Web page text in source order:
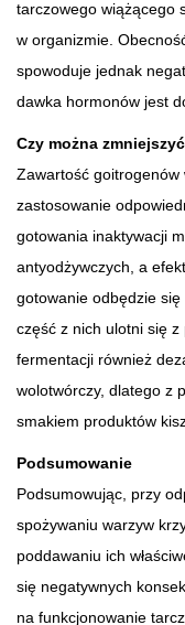
tarczowego wiążącego
w organizmie.
spowoduje jednak
dawka hormonów jest
Czy można
Zawartość
zastosowanie
gotowania inaktywacji
antyodżywczych, a
gotowanie odbędzie
część z nich ulotni się
fermentacji również
wolotwórczy, dlatego z
smakiem produktów
Podsumowanie
Podsumowując, przy
spożywaniu warzyw
poddawaniu ich
się negatywnych
na funkcjonowanie